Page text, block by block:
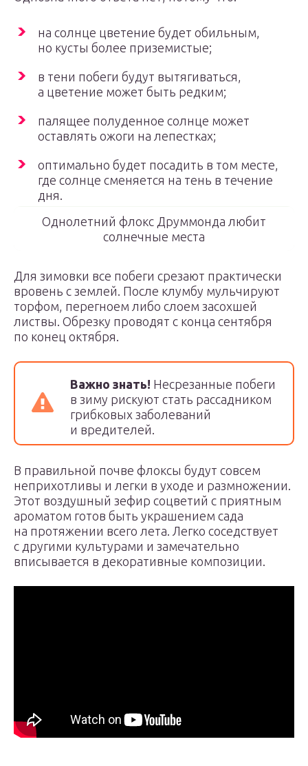
на солнце цветение будет обильным,
но кусты более приземистые;
в тени побеги будут вытягиваться,
а цветение может быть редким;
палящее полуденное солнце может
оставлять ожоги на лепестках;
оптимально будет посадить в том месте,
где солнце сменяется на тень в течение
дня.
Однолетний флокс Друммонда любит
солнечные места
Для зимовки все побеги срезают практически
вровень с землей. После клумбу мульчируют
торфом, перегноем либо слоем засохшей
листвы. Обрезку проводят с конца сентября
по конец октября.
Важно знать! Несрезанные побеги
в зиму рискуют стать рассадником
грибковых заболеваний
и вредителей.
В правильной почве флоксы будут совсем
неприхотливы и легки в уходе и размножении.
Этот воздушный зефир соцветий с приятным
ароматом готов быть украшением сада
на протяжении всего лета. Легко соседствует
с другими культурами и замечательно
вписывается в декоративные композиции.